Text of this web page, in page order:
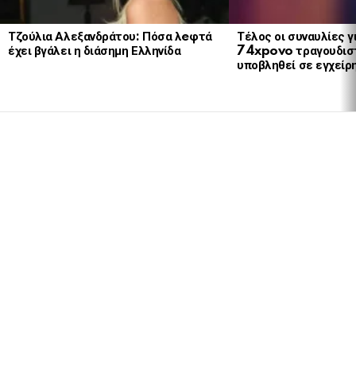
Τζούλια Αλεξανδράτου: Πόσα λeφτά
έχει βγάλει η διάσημη Ελληνίδα
Τέλος οι συναυλίες
74xpovo
υποβληθεί σε